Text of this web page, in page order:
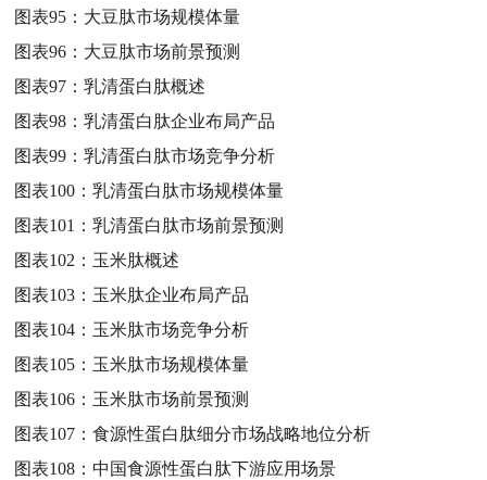
图表95： 大豆肽市场规模体量
图表96： 大豆肽市场前景预测
图表97：乳清蛋白肽概述
图表98：乳清蛋白肽企业布局产品
图表99：乳清蛋白肽市场竞争分析
图表100：乳清蛋白肽市场规模体量
图表101：乳清蛋白肽市场前景预测
图表102： 玉米肽概述
图表103： 玉米肽企业布局产品
图表104： 玉米肽市场竞争分析
图表105： 玉米肽市场规模体量
图表106： 玉米肽市场前景预测
图表107：食源性蛋白肽细分市场战略地位分析
图表108：中国食源性蛋白肽下游应用场景